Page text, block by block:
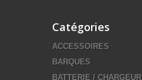
Catégories
ACCESSOIRES
BARQUES
BATTERIE / CHARGEUR